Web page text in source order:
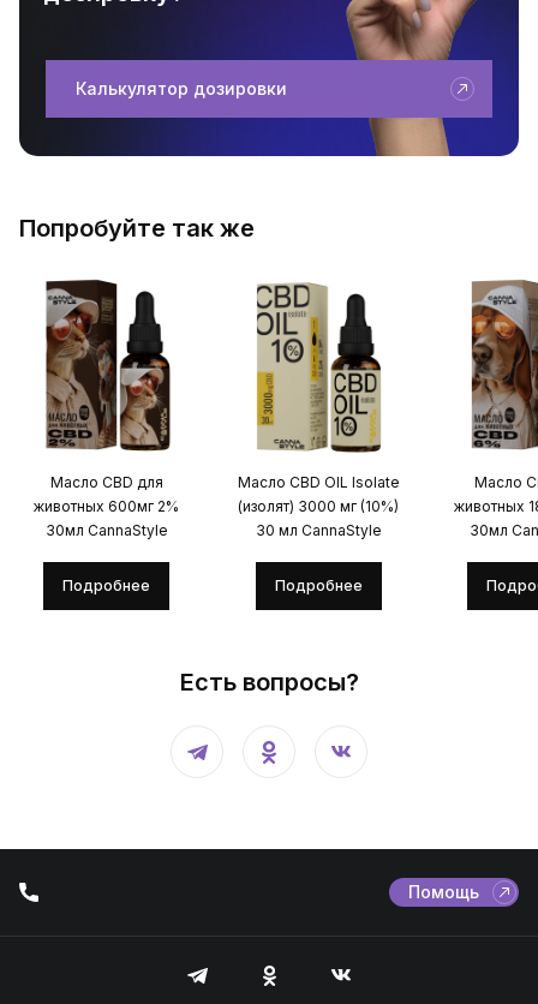
Калькулятор дозировки
Попробуйте так же
Масло CBD для
животных 600мг 2%
30мл CannaStyle
Подробнее
Масло CBD OIL Isolate
(изолят) 3000 мг (10%)
30 мл CannaStyle
Подробнее
Масло
животных
30мл
Есть вопросы?
Помощь